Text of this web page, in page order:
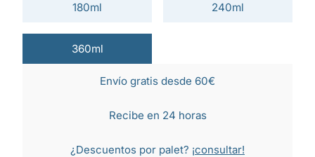
180ml 240ml
360ml
Envío gratis desde 60€
Recibe en 24 horas
¿Descuentos por palet? ¡consultar!